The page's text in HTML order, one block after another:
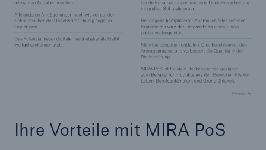
Ihre Vorteile mit MIRA PoS
Lösungen
Sachdeckung durch einen leistungsfähigen
Rückversicherungspartner